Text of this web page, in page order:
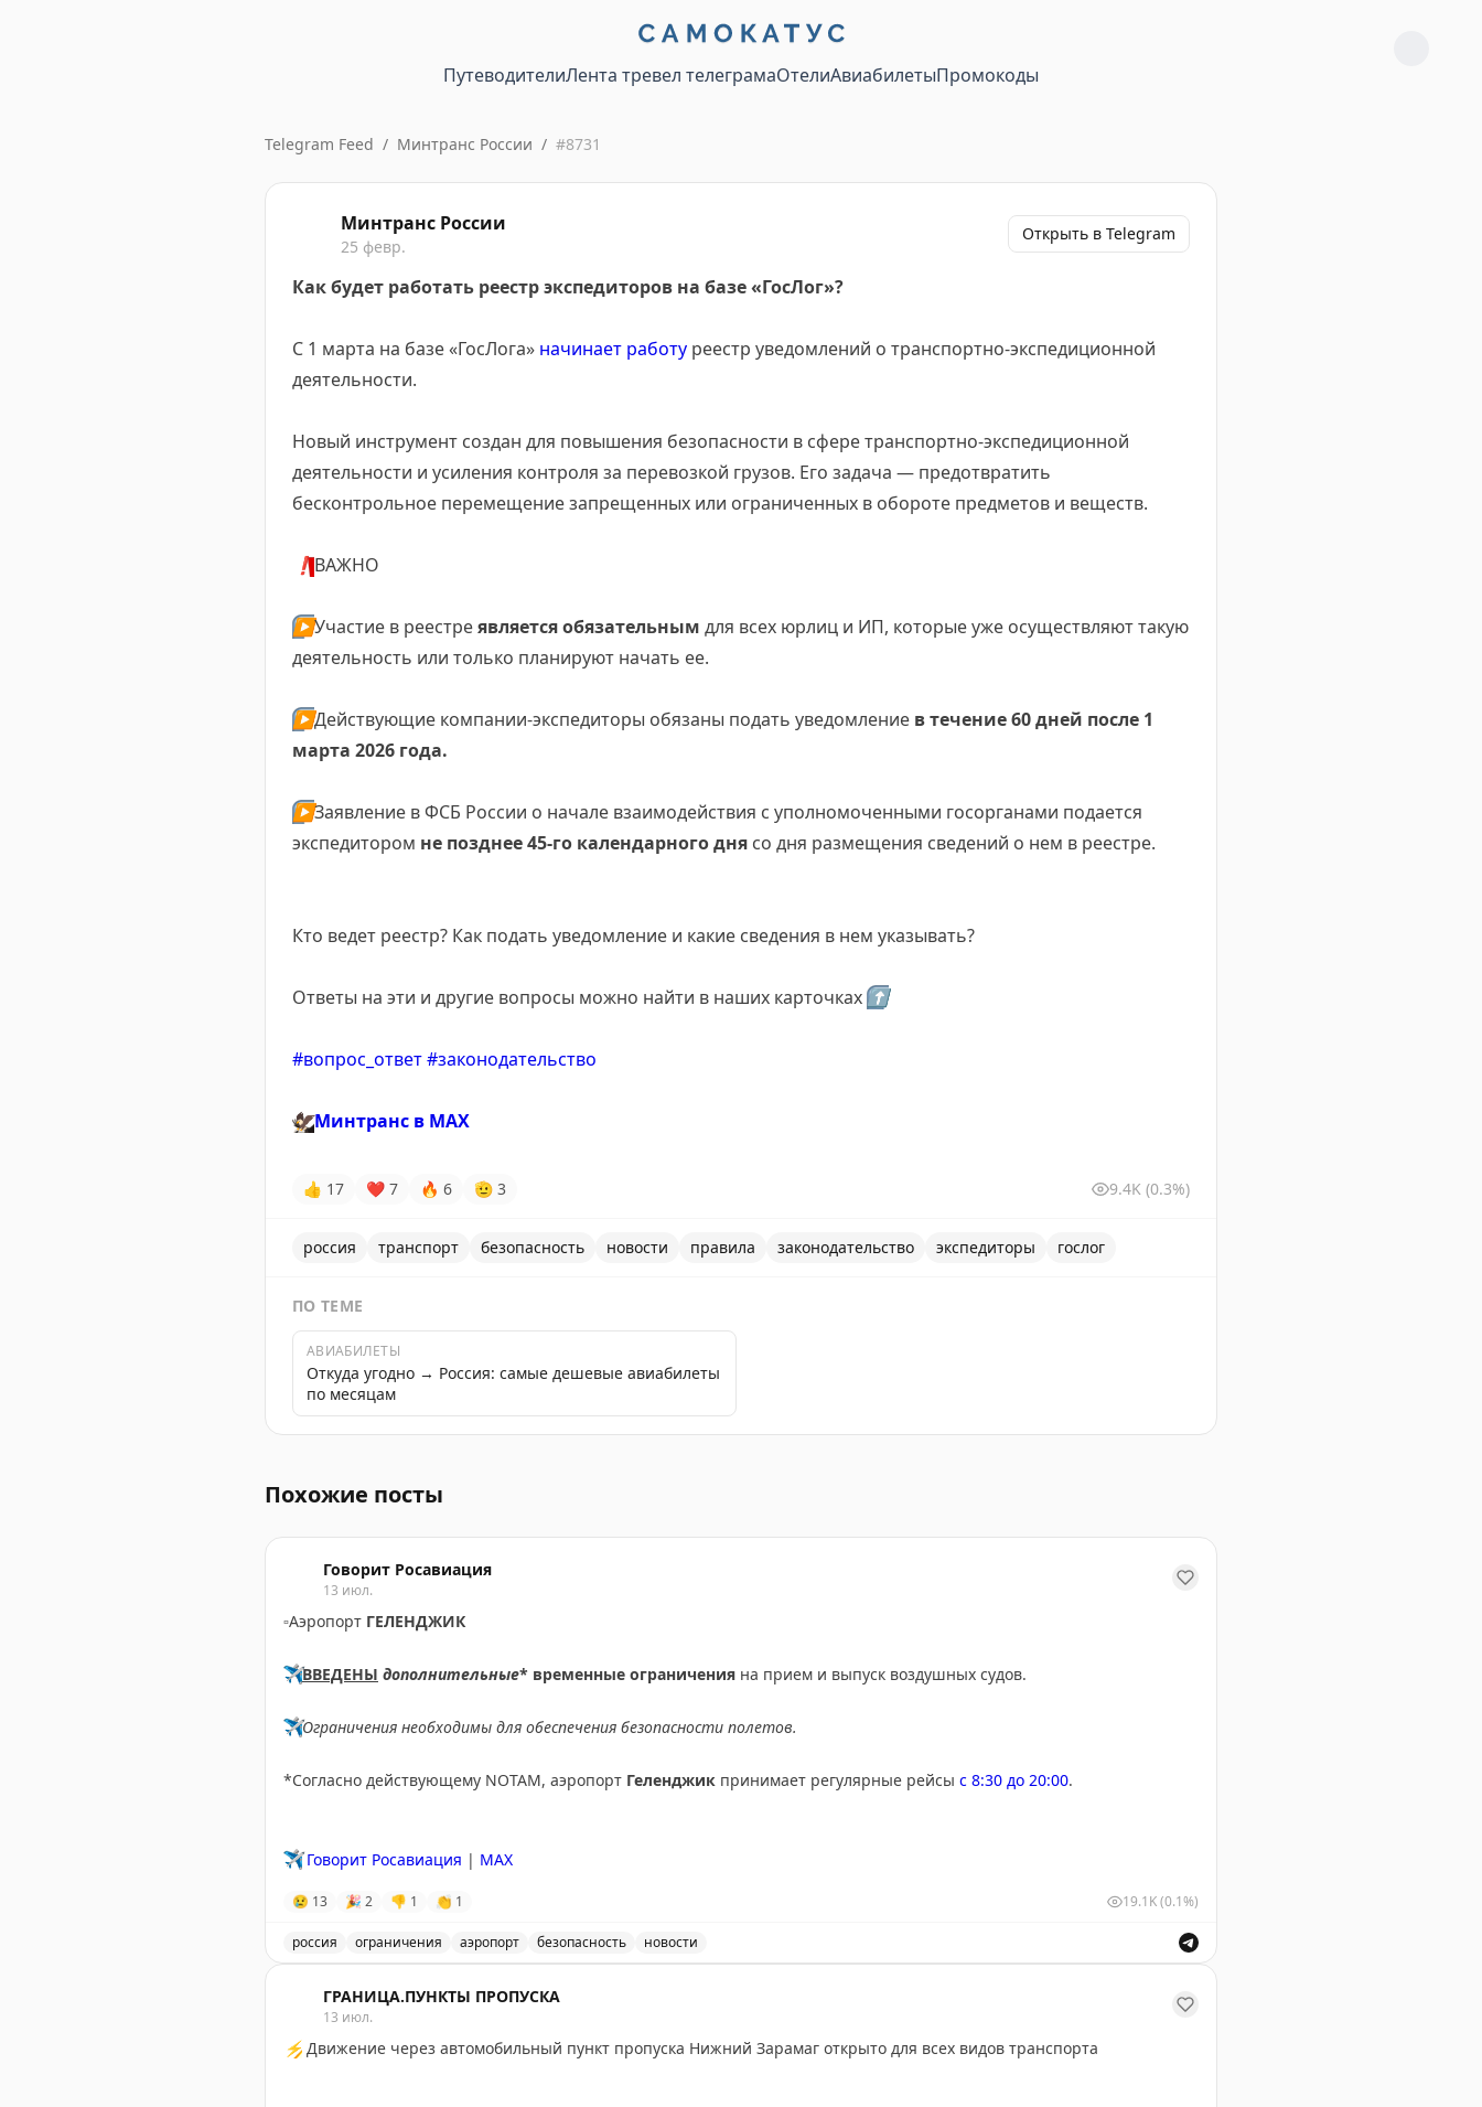
ПутеводителиЛента тревел телеграмаОтелиАвиабилетыПромокоды
Telegram Feed / Минтранс России / #8731
Минтранс России
25 февр.
Открыть в Telegram
Как будет работать реестр экспедиторов на базе «ГосЛог»?
С 1 марта на базе «ГосЛога» начинает работу реестр уведомлений о транспортно-экспедиционной
деятельности.
Новый инструмент создан для повышения безопасности в сфере транспортно-экспедиционной
деятельности и усиления контроля за перевозкой грузов. Его задача — предотвратить
бесконтрольное перемещение запрещенных или ограниченных в обороте предметов и веществ.
❗️ВАЖНО
▶️Участие в реестреявляется обязательным для всех юрлиц и ИП, которые уже осуществляют такую
деятельность или только планируют начать ее.
▶️Действующие компании-экспедиторы обязаны подать уведомление в течение 60 дней после 1
марта 2026 года.
▶️Заявление в ФСБ России о начале взаимодействия с уполномоченными госорганами подается
экспедитором не позднее 45-го календарного дня со дня размещения сведений о нем в реестре.
Кто ведет реестр? Как подать уведомление и какие сведения в нем указывать?
Ответы на эти и другие вопросы можно найти в наших карточках⬆️
#вопрос_ответ#законодательство
🦅Минтранс в MAX
👍 17 ❤ 7 🔥 6 🫡 3 9.4K (0.3%)
россия транспорт безопасность новости правила законодательство экспедиторы гослог
ПО ТЕМЕ
АВИАБИЛЕТЫ
Откуда угодно → Россия: самые дешевые авиабилеты
по месяцам
Похожие посты
Говорит Росавиация
13 июл.
▫️Аэропорт ГЕЛЕНДЖИК
✈️ВВЕДЕНЫ дополнительные* временные ограничения на прием и выпуск воздушных судов.
✈️Ограничения необходимы для обеспечения безопасности полетов.
*Согласно действующему NOTAM, аэропорт Геленджик принимает регулярные рейсы с 8:30 до 20:00.
✈️ Говорит Росавиация | MAX
😢 13 🎉 2 👎 1 👏 1 19.1K(0.1%)
россия ограничения аэропорт безопасность новости
ГРАНИЦА.ПУНКТЫ ПРОПУСКА
13 июл.
⚡ Движение через автомобильный пункт пропуска Нижний Зарамаг открыто для всех видов транспорта